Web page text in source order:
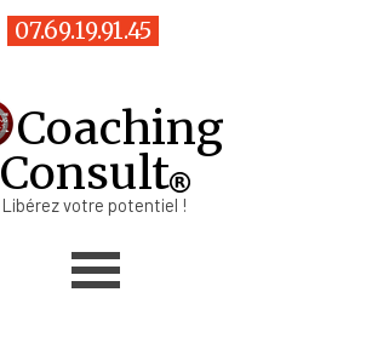
07.69.19.91.45
Coaching
Consult
Libérez votre potentiel !